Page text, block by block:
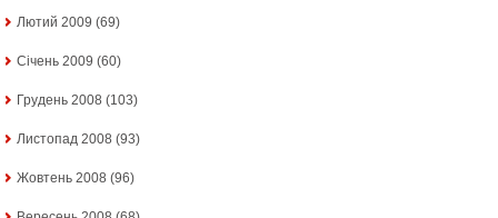
Лютий 2009 (69)
Січень 2009 (60)
Грудень 2008 (103)
Листопад 2008 (93)
Жовтень 2008 (96)